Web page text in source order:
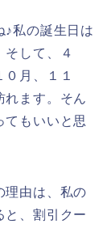
♪私の誕生日は
そして、４
月、１１
れます。そん
てもいいと思
理由は、私の
と、割引クー